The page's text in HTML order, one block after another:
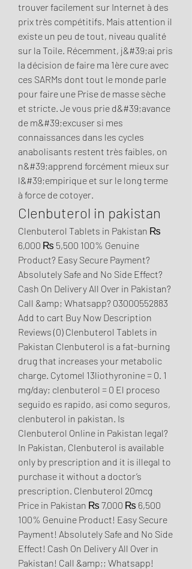
trouver facilement sur Internet à des
prix très compétitifs. Mais attention il
existe un peu de tout, niveau qualité
sur la Toile. Récemment, j&#39;ai pris
la décision de faire ma 1ère cure avec
ces SARMs dont tout le monde parle
pour faire une Prise de masse sèche
et stricte. Je vous prie d&#39;avance
de m&#39;excuser si mes
connaissances dans les cycles
anabolisants restent très faibles, on
n&#39;apprend forcément mieux sur
l&#39;empirique et sur le long terme
à force de cotoyer.
Clenbuterol in pakistan
Clenbuterol Tablets in Pakistan ₨
6,000 ₨ 5,500 100% Genuine
Product? Easy Secure Payment?
Absolutely Safe and No Side Effect?
Cash On Delivery All Over in Pakistan?
Call &amp; Whatsapp? 03000552883
Add to cart Buy Now Description
Reviews (0) Clenbuterol Tablets in
Pakistan Clenbuterol is a fat-burning
drug that increases your metabolic
charge. Cytomel 13liothyronine = 0. 1
mg/day; clenbuterol = 0 El proceso
seguido es rapido, asi como seguros,
clenbuterol in pakistan. Is
Clenbuterol Online in Pakistan legal?
In Pakistan, Clenbuterol is available
only by prescription and it is illegal to
purchase it without a doctor’s
prescription. Clenbuterol 20mcg
Price in Pakistan ₨ 7,000 ₨ 6,500
100% Genuine Product! Easy Secure
Payment! Absolutely Safe and No Side
Effect! Cash On Delivery All Over in
Pakistan! Call &amp;; Whatsapp!